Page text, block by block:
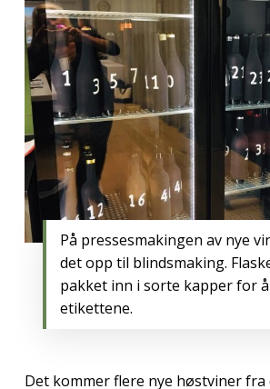
På pressesmakingen av nye
det opp til blindsmaking.
pakket inn i sorte kapper for
etikettene.
Det kommer flere nye høstviner